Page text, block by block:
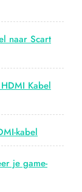
naar Scart
Kabel
kabel
je game-